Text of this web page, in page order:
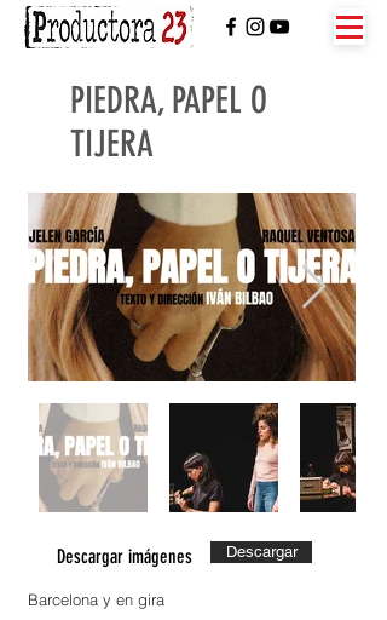
PIEDRA, PAPEL O
TIJERA
Descargar imágenes Descargar
Barcelona y en gira